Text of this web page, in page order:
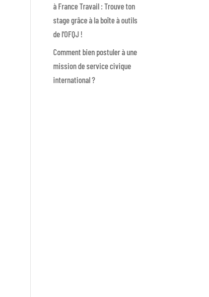
à France Travail : Trouve ton
stage grâce à la boîte à outils
de l’OFQJ !
Comment bien postuler à une
mission de service civique
international ?